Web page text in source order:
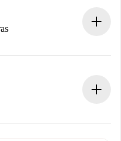
ningún cargo y te